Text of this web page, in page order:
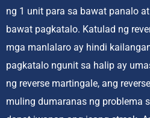
ng 1 unit para sa bawat panalo
bawat pagkatalo. Katulad ng
mga manlalaro ay hindi
pagkatalo ngunit sa halip ay
ng reverse martingale, ang reverse
muling dumaranas ng problema